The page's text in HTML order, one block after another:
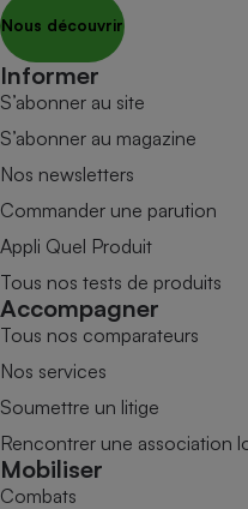
Nous découvrir
Informer
S’abonner au site
S’abonner au magazine
Nos newsletters
Commander une parution
Appli Quel Produit
Tous nos tests de produits
Accompagner
Tous nos comparateurs
Nos services
Soumettre un litige
Rencontrer une association
Mobiliser
Combats